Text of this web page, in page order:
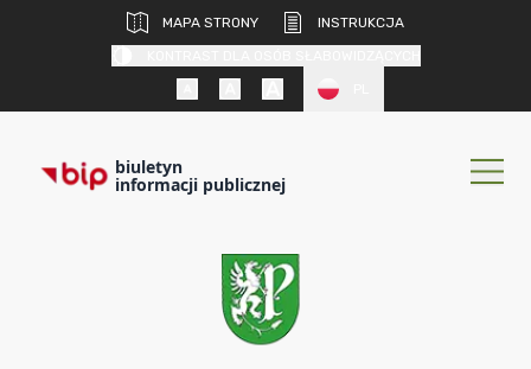
MAPA STRONY
INSTRUKCJA
biuletyn
informacji publicznej